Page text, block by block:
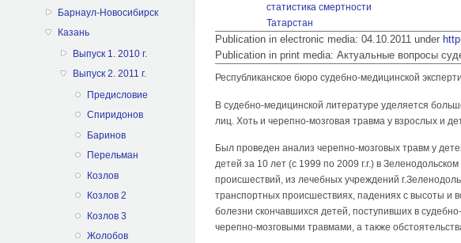
Барнаул-Новосибирск
Казань
Выпуск 1. 2010 г.
Выпуск 2. 2011 г.
Предисловие
Спиридонов
Баринов
Перельман
Козлов
Козлов 2
Козлов 3
Жолобов
статистика смертности
Татарстан
Publication in electronic media: 04.10.2011 under
Publication in print media: Актуальные вопросы
Республиканское бюро судебно-медицинской
В судебно-медицинской литературе уделяется
лиц. Хоть и черепно-мозговая травма у взрослых и
Был проведен анализ черепно-мозговых травм у
детей за 10 лет (с 1999 по 2009 г.г.) в
происшествий, из лечебных учреждений
транспортных происшествиях, падениях с высоты и
болезни скончавшихся детей, поступивших в
черепно-мозговыми травмами, а также